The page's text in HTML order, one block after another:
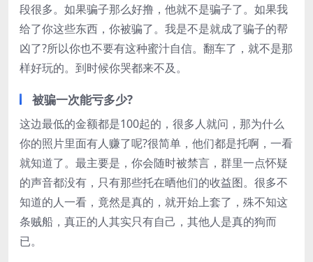
段很多。如果骗子那么好撸，他就不是骗子了。如果我
给了你这些东西，你被骗了。我是不是就成了骗子的帮
凶了?所以你也不要有这种蜜汁自信。翻车了，就不是那
样好玩的。到时候你哭都来不及。
被骗一次能亏多少?
这边最低的金额都是100起的，很多人就问，那为什么
你的照片里面有人赚了呢?很简单，他们都是托啊，一看
就知道了。最主要是，你会随时被禁言，群里一点怀疑
的声音都没有，只有那些托在晒他们的收益图。很多不
知道的人一看，竟然是真的，就开始上套了，殊不知这
条贼船，真正的人其实只有自己，其他人是真的狗而
已。